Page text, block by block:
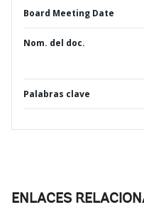
Board Meeting Date
Nom. del doc.
Palabras clave
ENLACES